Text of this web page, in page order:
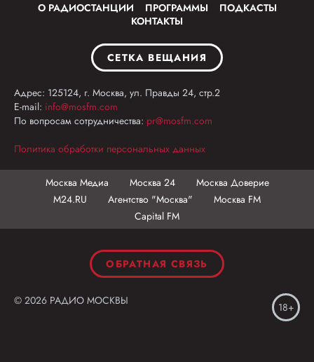
О РАДИОСТАНЦИИ ПРОГРАММЫ
ПОДКАСТЫ
КОНТАКТЫ
СЕТКА ВЕЩАНИЯ
Адрес: 125124, г. Москва, ул. Правды 24, стр.2
E-mail: info@mosfm.com
По вопросам сотрудничества: pr@mosfm.com
Политика обработки персональных данных
Москва Медиа Москва 24
Москва Доверие
М24.RU
Агентство "Москва"
Москва FM
Capital FM
© 2026 РАДИО МОСКВЫ
ОБРАТНАЯ СВЯЗЬ
18+